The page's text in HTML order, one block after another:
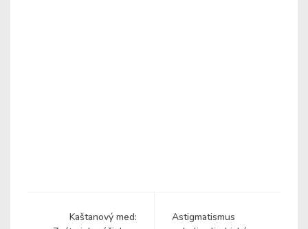
Kaštanový med:
Astigmatismus